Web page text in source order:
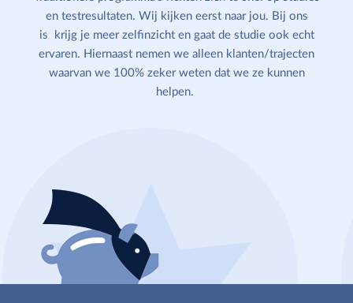
en testresultaten. Wij kijken eerst naar jou. Bij ons
is krijg je meer zelfinzicht en gaat de studie ook echt
ervaren. Hiernaast nemen we alleen klanten/trajecten
waarvan we 100% zeker weten dat we ze kunnen
helpen.